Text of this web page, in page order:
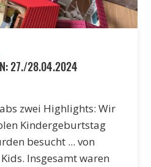
27./28.04.2024
zwei Highlights: Wir
Kindergeburtstag
besucht ... von
Insgesamt waren